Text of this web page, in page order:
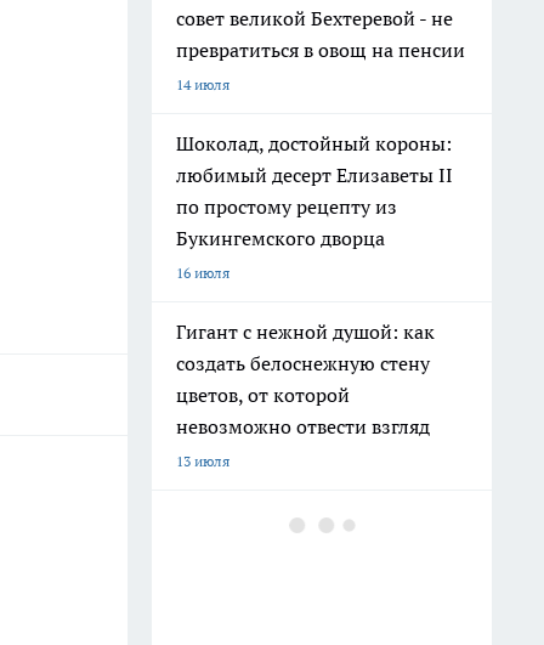
совет великой Бехтеревой - не
превратиться в овощ на пенсии
14 июля
Шоколад, достойный короны:
любимый десерт Елизаветы II
по простому рецепту из
Букингемского дворца
16 июля
Гигант с нежной душой: как
создать белоснежную стену
цветов, от которой
невозможно отвести взгляд
13 июля
Эксперты назвали отличный